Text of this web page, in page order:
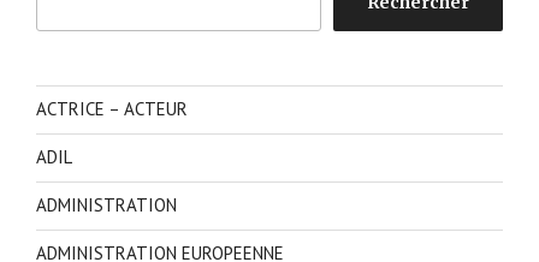
ACTRICE – ACTEUR
ADIL
ADMINISTRATION
ADMINISTRATION EUROPEENNE